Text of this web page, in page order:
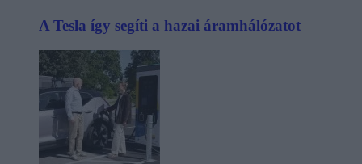
A Tesla így segíti a hazai áramhálózatot